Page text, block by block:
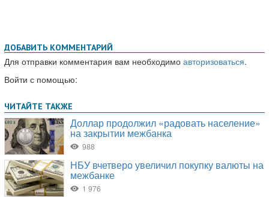
ДОБАВИТЬ КОММЕНТАРИЙ
Для отправки комментария вам необходимо авторизоваться.
Войти с помощью: